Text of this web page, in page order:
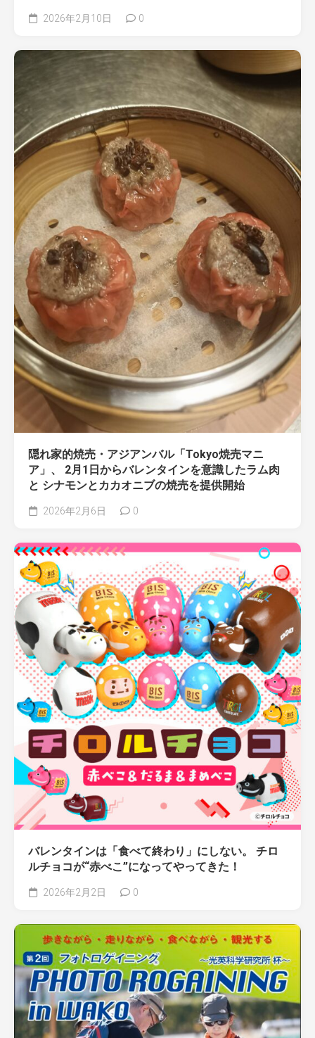
2026年2月10日 0
隠れ家的焼売・アジアンバル「Tokyo焼売マニ
ア」、 2月1日からバレンタインを意識したラム肉
と シナモンとカカオニブの焼売を提供開始
2026年2月6日 0
バレンタインは「食べて終わり」にしない。 チロ
ルチョコが“赤べこ”になってやってきた！
2026年2月2日 0